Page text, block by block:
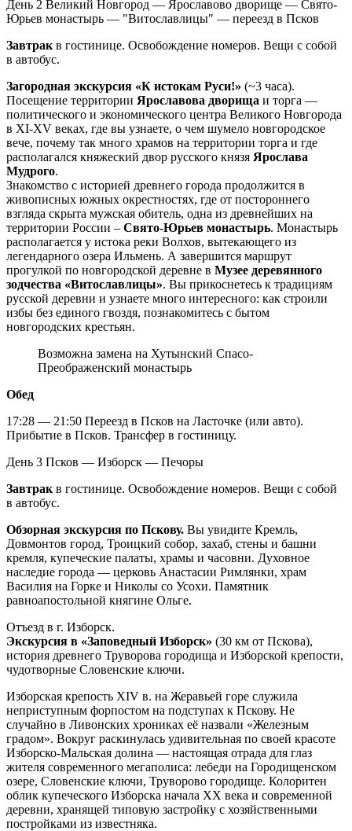
День 2 Великий Новгород — Ярославово дворище — Свято-
Юрьев монастырь — "Витославлицы" — переезд в Псков
Завтрак в гостинице. Освобождение номеров. Вещи с собой
в автобус.
Загородная экскурсия «К истокам Руси!» (~3 часа).
Посещение территории Ярославова дворища и торга —
политического и экономического центра Великого Новгорода
в XI-XV веках, где вы узнаете, о чем шумело новгородское
вече, почему так много храмов на территории торга и где
располагался княжеский двор русского князя Ярослава
Мудрого.
Знакомство с историей древнего города продолжится в
живописных южных окрестностях, где от постороннего
взгляда скрыта мужская обитель, одна из древнейших на
территории России – Свято-Юрьев монастырь. Монастырь
располагается у истока реки Волхов, вытекающего из
легендарного озера Ильмень. А завершится маршрут
прогулкой по новгородской деревне в Музее деревянного
зодчества «Витославлицы». Вы прикоснетесь к традициям
русской деревни и узнаете много интересного: как строили
избы без единого гвоздя, познакомитесь с бытом
новгородских крестьян.
Возможна замена на Хутынский Спасо-
Преображенский монастырь
Обед
17:28 — 21:50 Переезд в Псков на Ласточке (или авто).
Прибытие в Псков. Трансфер в гостиницу.
День 3 Псков — Изборск — Печоры
Завтрак в гостинице. Освобождение номеров. Вещи с собой
в автобус.
Обзорная экскурсия по Пскову. Вы увидите Кремль,
Довмонтов город, Троицкий собор, захаб, стены и башни
кремля, купеческие палаты, храмы и часовни. Духовное
наследие города — церковь Анастасии Римлянки, храм
Василия на Горке и Николы со Усохи. Памятник
равноапостольной княгине Ольге.
Отъезд в г. Изборск.
Экскурсия в «Заповедный Изборск» (30 км от Пскова),
история древнего Труворова городища и Изборской крепости,
чудотворные Словенские ключи.
Изборская крепость XIV в. на Жеравьей горе служила
неприступным форпостом на подступах к Пскову. Не
случайно в Ливонских хрониках её назвали «Железным
градом». Вокруг раскинулась удивительная по своей красоте
Изборско-Мальская долина — настоящая отрада для глаз
жителя современного мегаполиса: лебеди на Городищенском
озере, Словенские ключи, Труворово городище. Колоритен
облик купеческого Изборска начала ХХ века и современной
деревни, хранящей типовую застройку с хозяйственными
постройками из известняка.